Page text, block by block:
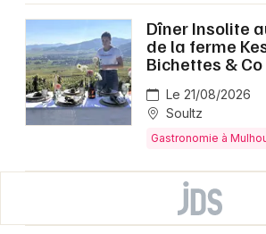
Dîner Insolite
de la ferme
Bichettes & Co
Le 21/08/2026
Soultz
Gastronomie à